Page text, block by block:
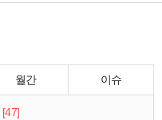
월간 이슈
[47]